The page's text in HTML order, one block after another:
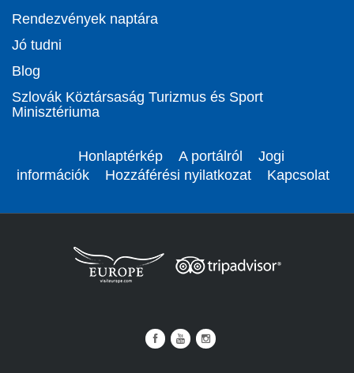
Rendezvények naptára
Jó tudni
Blog
Szlovák Köztársaság Turizmus és Sport
Minisztériuma
Honlaptérkép A portálról
Jogi
információk
Hozzáférési nyilatkozat Kapcsolat